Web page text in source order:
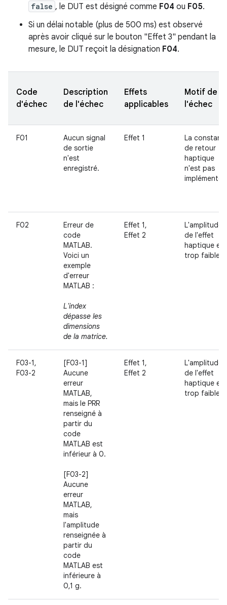
false , le DUT est désigné comme F04 ou F05.
Si un délai notable (plus de 500 ms) est observé
après avoir cliqué sur le bouton "Effet 3" pendant la
mesure, le DUT reçoit la désignation F04.
Code
d'échec
Description
de l'échec
Effets
applicables
Motif de
l'échec
F01
Aucun signal
de sortie
n'est
enregistré.
Effet 1
La
de retour
haptique
n'est pas
F02
Erreur de
code
MATLAB.
Voici un
exemple
d'erreur
MATLAB :
L'index
dépasse les
dimensions
de la matrice.
Effet 1,
Effet 2
L'amplitude
de l'effet
haptique est
trop faible.
F03-1,
F03-2
[F03-1]
Aucune
erreur
MATLAB,
mais le PRR
renseigné à
partir du
code
MATLAB est
inférieur à 0.
[F03-2]
Aucune
erreur
MATLAB,
mais
l'amplitude
renseignée à
partir du
code
MATLAB est
inférieure à
0,1 g.
Effet 1,
Effet 2
L'amplitude
de l'effet
haptique est
trop faible.